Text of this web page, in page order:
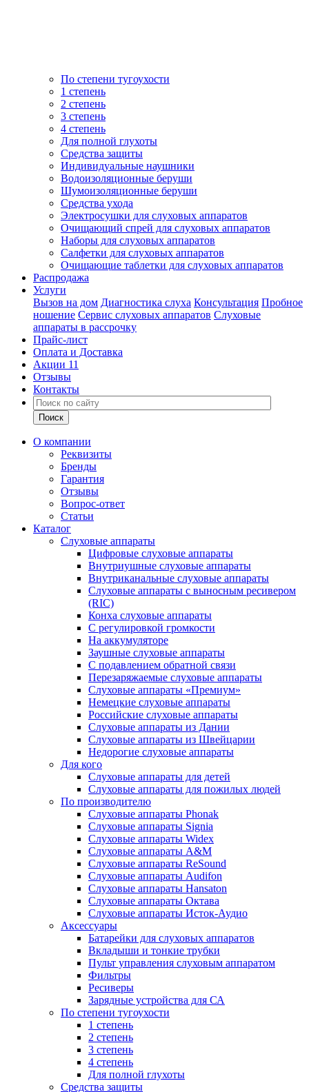
По степени тугоухости
1 степень
2 степень
3 степень
4 степень
Для полной глухоты
Средства защиты
Индивидуальные наушники
Водоизоляционные беруши
Шумоизоляционные беруши
Средства ухода
Электросушки для слуховых аппаратов
Очищающий спрей для слуховых аппаратов
Наборы для слуховых аппаратов
Салфетки для слуховых аппаратов
Очищающие таблетки для слуховых аппаратов
Распродажа
Услуги
Вызов на дом Диагностика слуха Консультация Пробное
ношение Сервис слуховых аппаратов Слуховые
аппараты в рассрочку
Прайс-лист
Оплата и Доставка
Акции 11
Отзывы
Контакты
О компании
Реквизиты
Бренды
Гарантия
Отзывы
Вопрос-ответ
Статьи
Каталог
Слуховые аппараты
Цифровые слуховые аппараты
Внутриушные слуховые аппараты
Внутриканальные слуховые аппараты
Слуховые аппараты с выносным ресивером
(RIC)
Конха слуховые аппараты
С регулировкой громкости
На аккумуляторе
Заушные слуховые аппараты
C подавлением обратной связи
Перезаряжаемые слуховые аппараты
Слуховые аппараты «Премиум»
Немецкие слуховые аппараты
Российские слуховые аппараты
Слуховые аппараты из Дании
Слуховые аппараты из Швейцарии
Недорогие слуховые аппараты
Для кого
Слуховые аппараты для детей
Слуховые аппараты для пожилых людей
По производителю
Слуховые аппараты Phonak
Слуховые аппараты Signia
Слуховые аппараты Widex
Слуховые аппараты A&M
Слуховые аппараты ReSound
Слуховые аппараты Audifon
Слуховые аппараты Hansaton
Слуховые аппараты Октава
Слуховые аппараты Исток-Аудио
Аксессуары
Батарейки для слуховых аппаратов
Вкладыши и тонкие трубки
Пульт управления слуховым аппаратом
Фильтры
Ресиверы
Зарядные устройства для СА
По степени тугоухости
1 степень
2 степень
3 степень
4 степень
Для полной глухоты
Средства защиты